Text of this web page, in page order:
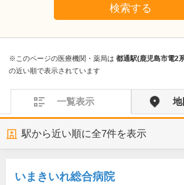
検索する
※このページの医療機関・薬局は 都通駅(鹿児島市電2
の近い順で表示されています
一覧表示 地
駅から近い順に全7件を表示
いまきいれ総合病院